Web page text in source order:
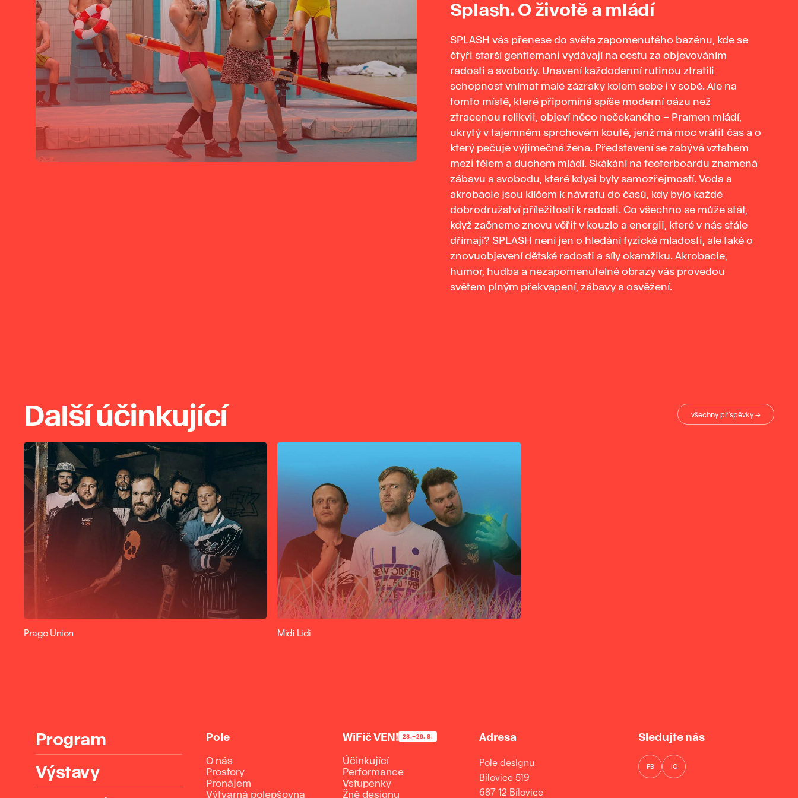
Splash. O životě a mládí
SPLASH vás přenese do světa zapomenutého bazénu, kde se
čtyři starší gentlemani vydávají na cestu za objevováním
radosti a svobody. Unavení každodenní rutinou ztratili
schopnost vnímat malé zázraky kolem sebe i v sobě. Ale na
tomto místě, které připomíná spíše moderní oázu než
ztracenou relikvii, objeví něco nečekaného – Pramen mládí,
ukrytý v tajemném sprchovém koutě, jenž má moc vrátit čas a o
který pečuje výjimečná žena. Představení se zabývá vztahem
mezi tělem a duchem mládí. Skákání na teeterboardu znamená
zábavu a svobodu, které kdysi byly samozřejmostí. Voda a
akrobacie jsou klíčem k návratu do časů, kdy bylo každé
dobrodružství příležitostí k radosti. Co všechno se může stát,
když začneme znovu věřit v kouzlo a energii, které v nás stále
dřímají? SPLASH není jen o hledání fyzické mladosti, ale také o
znovuobjevení dětské radosti a síly okamžiku. Akrobacie,
humor, hudba a nezapomenutelné obrazy vás provedou
světem plným překvapení, zábavy a osvěžení.
Další účinkující všechny příspěvky →
Prago Union Midi Lidi
Program
Výstavy
Pole
O nás
Prostory
Pronájem
Výtvarná polepšovna
WiFič VEN! 28.–29. 8.
Účinkující
Performance
Vstupenky
Žně designu
Adresa
Pole designu
Bílovice 519
687 12 Bílovice
Sledujte nás
FB IG